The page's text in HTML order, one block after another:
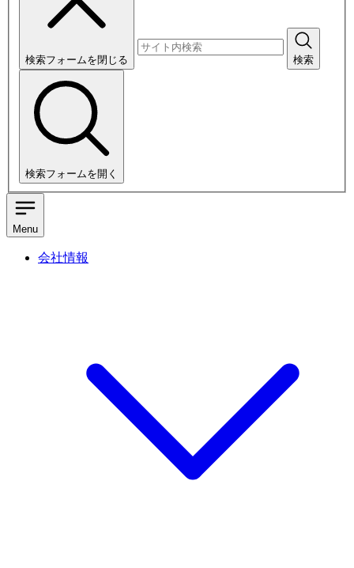
検索フォームを閉じる 検索
検索フォームを開く
Menu
会社情報